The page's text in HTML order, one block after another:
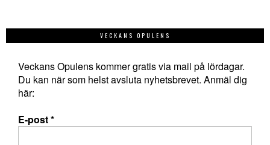
VECKANS OPULENS
Veckans Opulens kommer gratis via mail på lördagar.
Du kan när som helst avsluta nyhetsbrevet. Anmäl dig
här:
E-post*